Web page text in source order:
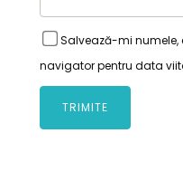
Salvează-mi numele,
navigator pentru data